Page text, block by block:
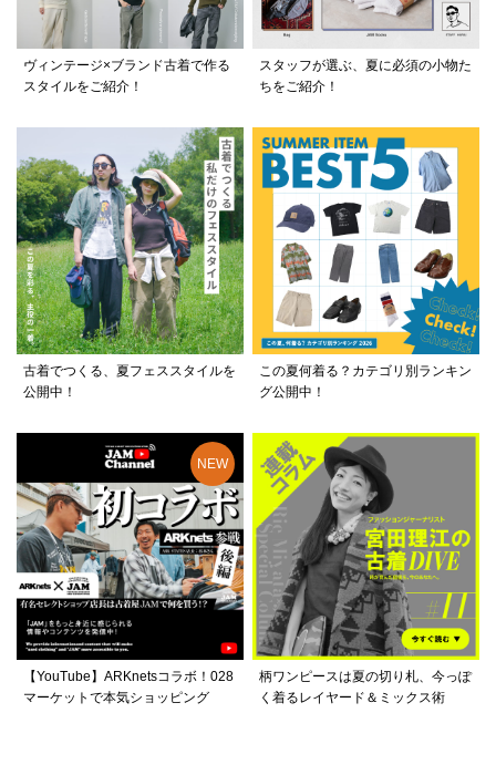
ヴィンテージ×ブランド古着で作る
スタイルをご紹介！
スタッフが選ぶ、夏に必須の小物た
ちをご紹介！
古着でつくる、夏フェススタイルを
公開中！
この夏何着る？カテゴリ別ランキン
グ公開中！
【YouTube】ARKnetsコラボ！028
マーケットで本気ショッピング
柄ワンピースは夏の切り札、今っぽ
く着るレイヤード＆ミックス術